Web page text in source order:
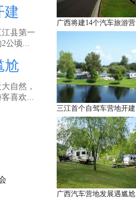
建
县第一
公顷...
尬
自然，
喜欢...
广西将建14个汽车旅游营
三江首个自驾车营地开建
广西汽车营地发展遇尴尬